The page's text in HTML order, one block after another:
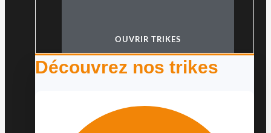
OUVRIR TRIKES
Découvrez nos trikes